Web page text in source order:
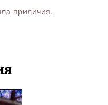
приличия.